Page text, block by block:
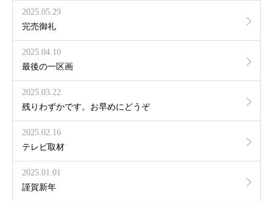
2025.05.29
完売御礼
2025.04.10
最後の一区画
2025.03.22
残りわずかです。お早めにどうぞ
2025.02.16
テレビ取材
2025.01.01
謹賀新年